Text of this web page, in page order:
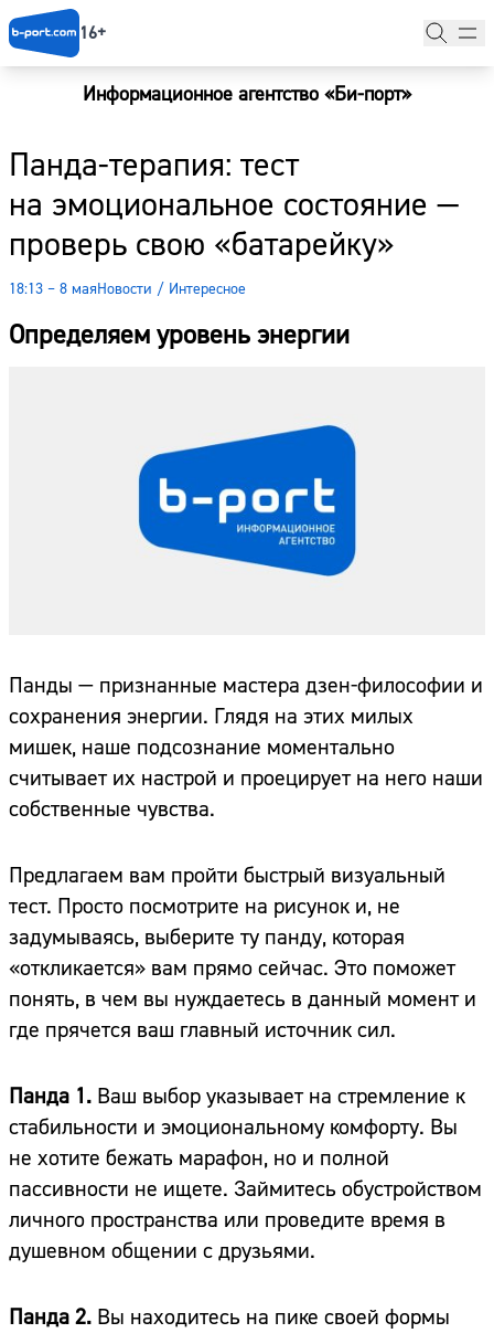
16+
Информационное агентство «Би-порт»
Панда-терапия: тест
на эмоциональное состояние —
проверь свою «батарейку»
18:13 – 8 маяНовости / Интересное
Определяем уровень энергии
Панды — признанные мастера дзен-философии и
сохранения энергии. Глядя на этих милых
мишек, наше подсознание моментально
считывает их настрой и проецирует на него наши
собственные чувства.
Предлагаем вам пройти быстрый визуальный
тест. Просто посмотрите на рисунок и, не
задумываясь, выберите ту панду, которая
«откликается» вам прямо сейчас. Это поможет
понять, в чем вы нуждаетесь в данный момент и
где прячется ваш главный источник сил.
Панда 1. Ваш выбор указывает на стремление к
стабильности и эмоциональному комфорту. Вы
не хотите бежать марафон, но и полной
пассивности не ищете. Займитесь обустройством
личного пространства или проведите время в
душевном общении с друзьями.
Панда 2. Вы находитесь на пике своей формы
Новости
Наши гости
Фоторепортажи
Погода